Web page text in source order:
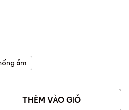
ẩm
THÊM VÀO GIỎ